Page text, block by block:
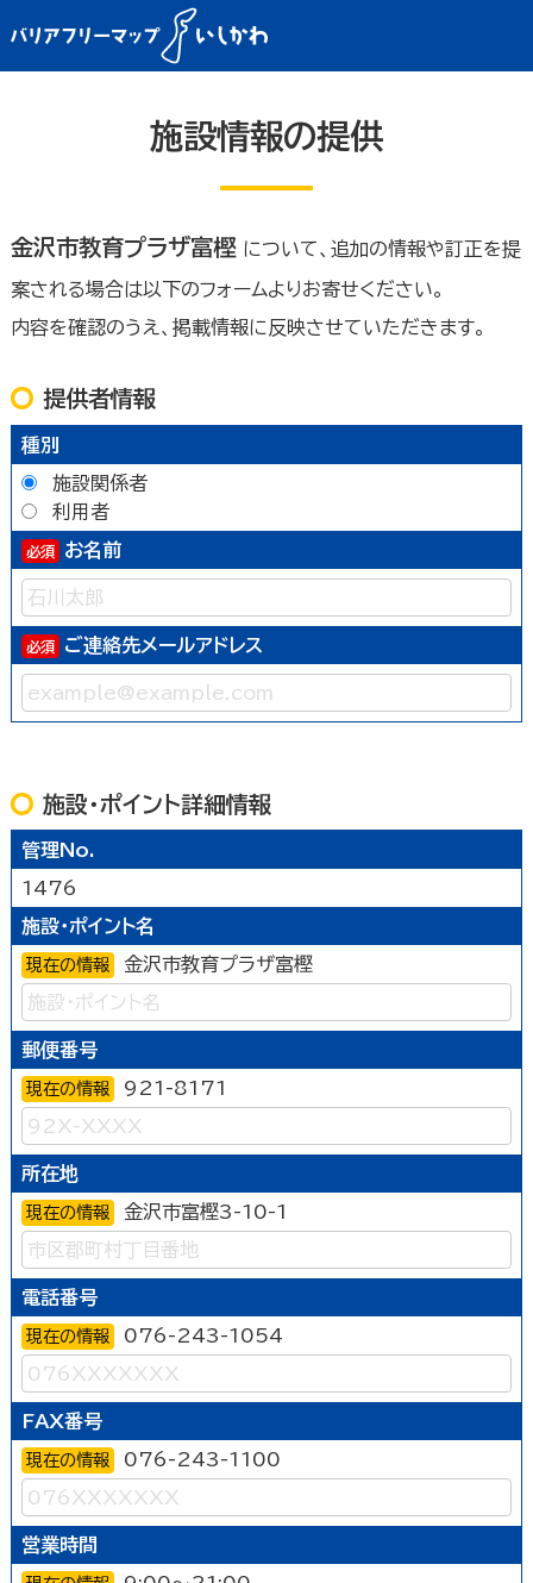
施設情報の提供
金沢市教育プラザ富樫 について、追加の情報や訂正を提
案される場合は以下のフォームよりお寄せください。
内容を確認のうえ、掲載情報に反映させていただきます。
提供者情報
種別
施設関係者
利用者
お名前
ご連絡先メールアドレス
施設・ポイント詳細情報
管理No.
1476
施設・ポイント名
現在の情報 金沢市教育プラザ富樫
郵便番号
現在の情報 921-8171
所在地
現在の情報 金沢市富樫3-10-1
電話番号
現在の情報 076-243-1054
FAX番号
現在の情報 076-243-1100
営業時間